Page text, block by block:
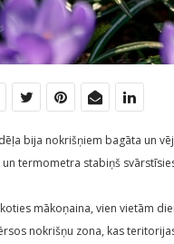
bija nokrišņiem bagāta un
termometra stabiņš
mākoņaina, vien vietām
nokrišņu zona, kas